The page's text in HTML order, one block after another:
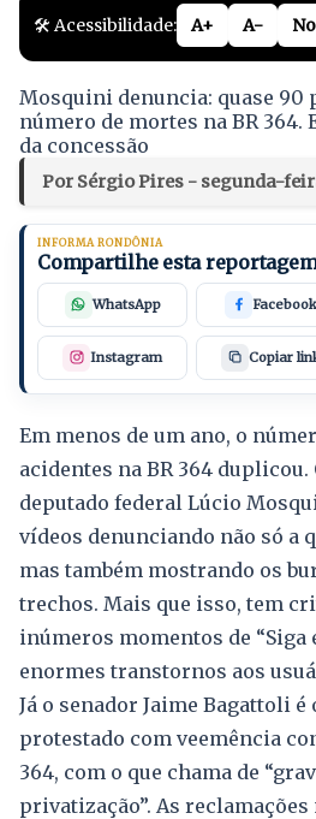
🛠️ Acessibilidade: A+ A-
Mosquini denuncia: quase 90
número de mortes na BR 364.
da concessão
Por Sérgio Pires - segunda-
INFORMA RONDÔNIA
Compartilhe esta
WhatsApp Facebook
Instagram Copiar
Em menos de um ano, o
acidentes na BR 364 duplicou.
deputado federal Lúcio
vídeos denunciando não só a
mas também mostrando os
trechos. Mais que isso, tem
inúmeros momentos de “Siga
enormes transtornos aos
Já o senador Jaime Bagattoli é
protestado com veemência
364, com o que chama de
privatização”. As